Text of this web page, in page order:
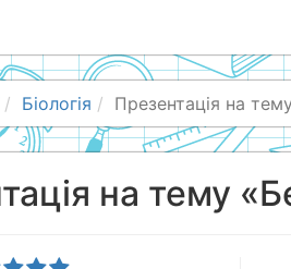
Біологія Презентація на
на тему